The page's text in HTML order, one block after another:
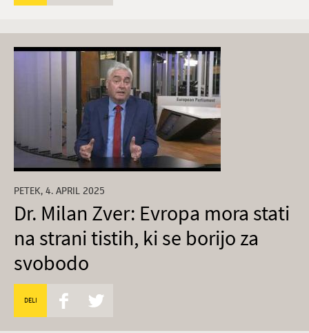
PETEK, 4. APRIL 2025
Dr. Milan Zver: Evropa mora stati
na strani tistih, ki se borijo za
svobodo
DELI